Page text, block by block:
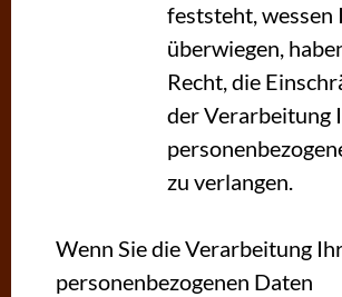
feststeht, wessen
überwiegen,
Recht, die
der Verarbeitung
zu verlangen.
Wenn Sie die Verarbeitung
personenbezogenen Daten